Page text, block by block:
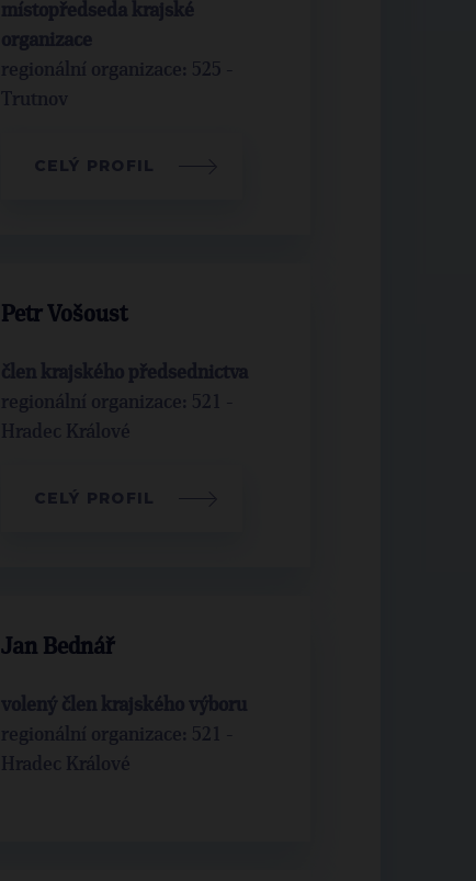
místopředseda krajské
organizace
regionální organizace: 525 -
Trutnov
CELÝ PROFIL
Petr Vošoust
člen krajského předsednictva
regionální organizace: 521 -
Hradec Králové
CELÝ PROFIL
Jan Bednář
volený člen krajského výboru
regionální organizace: 521 -
Hradec Králové